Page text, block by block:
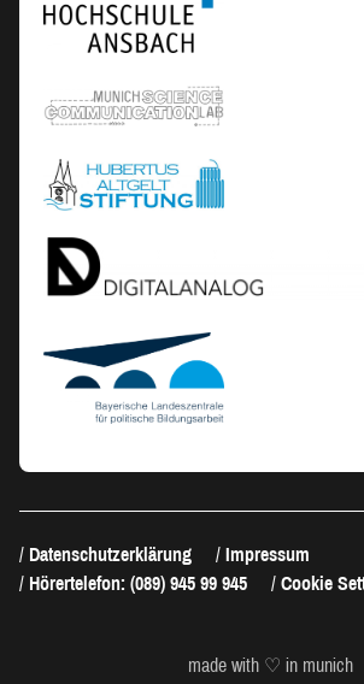
Datenschutzerklärung
Impressum
Hörertelefon: (089) 945 99 945
Cookie
made with ♡ in munich